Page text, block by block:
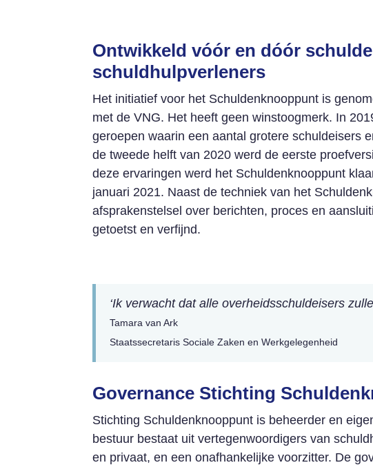
Ontwikkeld vóór en dóór
schuldhulpverleners
Het initiatief voor het Schuldenknooppunt is
met de VNG. Het heeft geen winstoogmerk. In
geroepen waarin een aantal grotere schuldeisers
de tweede helft van 2020 werd de eerste
deze ervaringen werd het Schuldenknooppunt
januari 2021. Naast de techniek van het
afsprakenstelsel over berichten, proces en
getoetst en verfijnd.
‘Ik verwacht dat alle overheidsschuldeisers
Tamara van Ark
Staatssecretaris Sociale Zaken en Werkgelegenheid
Governance Stichting
Stichting Schuldenknooppunt is beheerder en
bestuur bestaat uit vertegenwoordigers van
en privaat, en een onafhankelijke voorzitter. De